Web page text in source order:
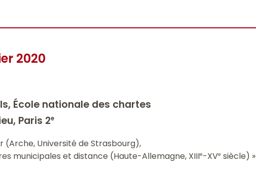
2020
École nationale des chartes
Paris 2e
(Arche, Université de Strasbourg),
municipales et distance (Haute-Allemagne, XIIIe-XVe siècle) »